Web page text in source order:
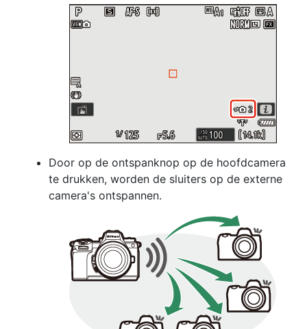
Door op de ontspanknop op de hoofdcamera
te drukken, worden de sluiters op de externe
camera's ontspannen.